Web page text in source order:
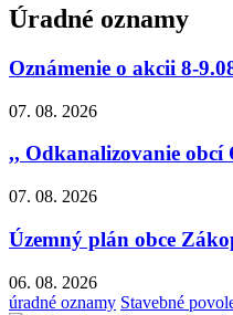
Úradné oznamy
Oznámenie o akcii 8-
07. 08. 2026
,, Odkanalizovanie
07. 08. 2026
Územný plán obce
06. 08. 2026
úradné oznamy Stavebné